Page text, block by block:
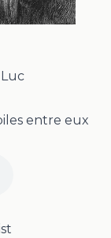
Luc
entre eux